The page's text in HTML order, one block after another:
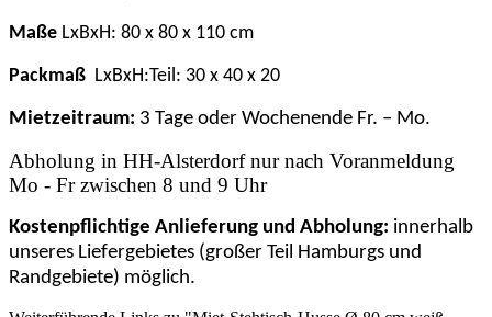
Maße LxBxH: 80 x 80 x 110 cm
Packmaß LxBxH:Teil: 30 x 40 x 20
Mietzeitraum: 3 Tage oder Wochenende Fr. – Mo.
Abholung in HH-Alsterdorf nur nach Voranmeldung
Mo - Fr zwischen 8 und 9 Uhr
Kostenpflichtige Anlieferung und Abholung: innerhalb
unseres Liefergebietes (großer Teil Hamburgs und
Randgebiete) möglich.